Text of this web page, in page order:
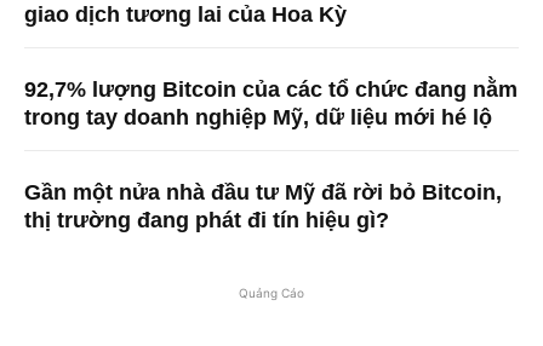
giao dịch tương lai của Hoa Kỳ
92,7% lượng Bitcoin của các tổ chức đang nằm
trong tay doanh nghiệp Mỹ, dữ liệu mới hé lộ
Gần một nửa nhà đầu tư Mỹ đã rời bỏ Bitcoin,
thị trường đang phát đi tín hiệu gì?
Quảng Cáo